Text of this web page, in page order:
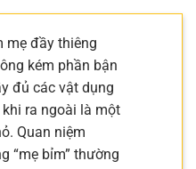
mẹ đầy thiêng
kém phần bận
đủ các vật dụng
ra ngoài là một
Quan niệm
“mẹ bỉm” thường